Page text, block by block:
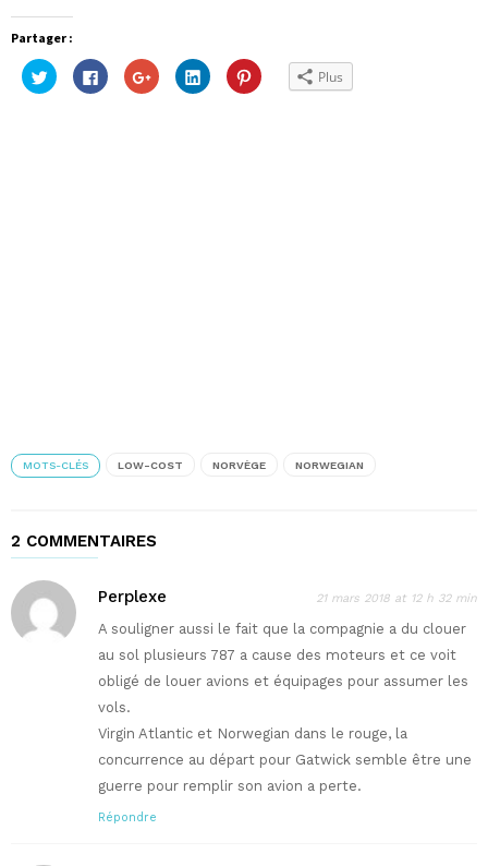
Partager :
Cliquez
pour
partager
Cliquez
pour
partager
Cliquez
pour
partager
Cliquez
pour
partager
Cliquez
pour Plus
MOTS-CLÉS LOW-COST NORVÈGE NORWEGIAN
2 COMMENTAIRES
Perplexe 21 mars 2018 at 12 h 32 min
A souligner aussi le fait que la compagnie a du clouer
au sol plusieurs 787 a cause des moteurs et ce voit
obligé de louer avions et équipages pour assumer les
vols.
Virgin Atlantic et Norwegian dans le rouge, la
concurrence au départ pour Gatwick semble être une
guerre pour remplir son avion a perte.
Répondre